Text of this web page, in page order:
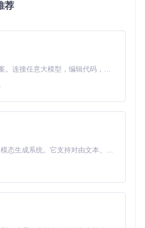
你的系统是否已安装.NET运行环
包类型及其加密状态
理密码字典，智能验证每个候选
试密码数量、成功率和预计剩余
放心离开电脑去处理其他事务，
通知你。
步
会立即显示结果并停止测试。此
未来的遗忘问题
荐
Claude Code 的开源替代方案。连接任意大模型，编辑代码，运行命令，自动验证 — 全自动执行。用 Rust 构建，极致性能。 ｜ An open-source alternative to Claude Code. Connect any LLM, edit code, run commands, and verify changes — autonomously. Built in Rust for speed. Get Started
MiniMax H3 是一个通用的全模态生成系统。它支持对由文本、图像、视频和音频组成的多模态上下文进行统一理解，并能生成分辨率高达 2K、时长可达 15 秒的带原生立体声音频的视频。得益于面向任务泛化的系统设计，H3 在预训练阶段就已具备广泛的多模态上下文理解与生成能力，能够出色地执行复杂的多模态指令。